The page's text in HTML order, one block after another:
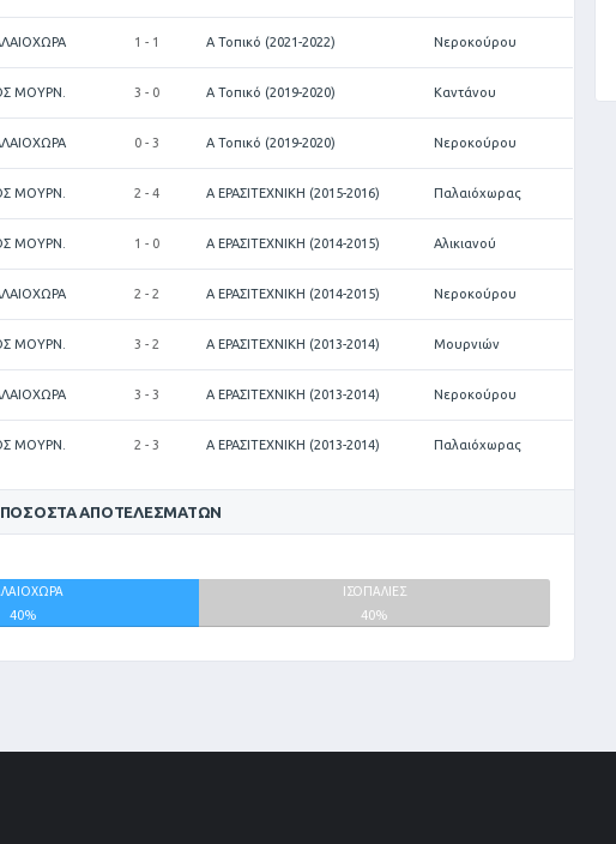
1 - 1 Α Τοπικό (2021-2022) Νεροκούρου
ΜΟΥΡΝ. 3 - 0 Α Τοπικό (2019-2020) Καντάνου
0 - 3 Α Τοπικό (2019-2020) Νεροκούρου
ΜΟΥΡΝ. 2 - 4 Α ΕΡΑΣΙΤΕΧΝΙΚΗ (2015-2016) Παλαιόχωρας
ΜΟΥΡΝ. 1 - 0 Α ΕΡΑΣΙΤΕΧΝΙΚΗ (2014-2015) Αλικιανού
2 - 2 Α ΕΡΑΣΙΤΕΧΝΙΚΗ (2014-2015) Νεροκούρου
ΜΟΥΡΝ. 3 - 2 Α ΕΡΑΣΙΤΕΧΝΙΚΗ (2013-2014) Μουρνιών
3 - 3 Α ΕΡΑΣΙΤΕΧΝΙΚΗ (2013-2014) Νεροκούρου
ΜΟΥΡΝ. 2 - 3 Α ΕΡΑΣΙΤΕΧΝΙΚΗ (2013-2014) Παλαιόχωρας
ΠΟΣΟΣΤΆ ΑΠΟΤΕΛΕΣΜΆΤΩΝ
40%
ΙΣΟΠΑΛΙΕΣ
40%